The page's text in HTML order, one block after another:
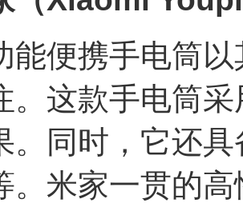
能便携手电筒
。这款手电筒
。同时，它还
。米家一贯的